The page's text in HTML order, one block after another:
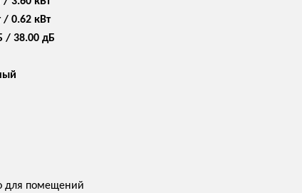
/ 0.62 кВт
/ 38.00 дБ
для помещений